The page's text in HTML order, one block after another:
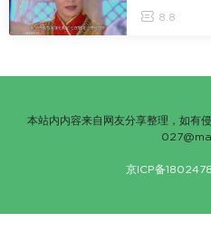
8.8
本站内内容来自网友分享整理，如有
京ICP备